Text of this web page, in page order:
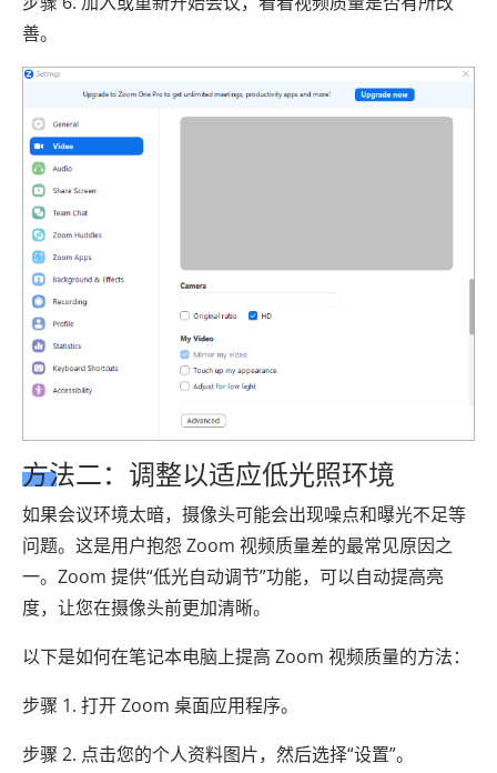
善。
方法二：调整以适应低光照环境
如果会议环境太暗，摄像头可能会出现噪点和曝光不足等
问题。这是用户抱怨 Zoom 视频质量差的最常见原因之
一。Zoom 提供“低光自动调节”功能，可以自动提高亮
度，让您在摄像头前更加清晰。
以下是如何在笔记本电脑上提高 Zoom 视频质量的方法：
步骤 1. 打开 Zoom 桌面应用程序。
步骤 2. 点击您的个人资料图片，然后选择“设置”。